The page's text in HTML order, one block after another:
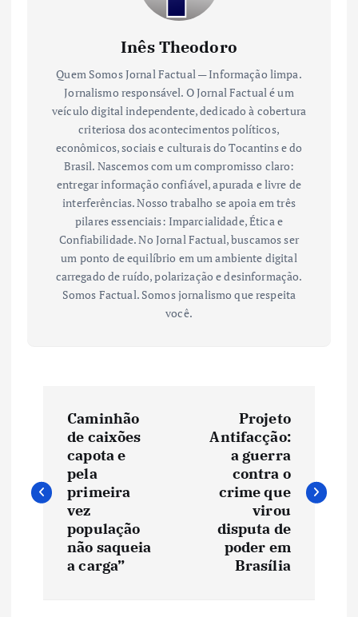
Inês Theodoro
Quem Somos Jornal Factual — Informação limpa.
Jornalismo responsável. O Jornal Factual é um
veículo digital independente, dedicado à cobertura
criteriosa dos acontecimentos políticos,
econômicos, sociais e culturais do Tocantins e do
Brasil. Nascemos com um compromisso claro:
entregar informação confiável, apurada e livre de
interferências. Nosso trabalho se apoia em três
pilares essenciais: Imparcialidade, Ética e
Confiabilidade. No Jornal Factual, buscamos ser
um ponto de equilíbrio em um ambiente digital
carregado de ruído, polarização e desinformação.
Somos Factual. Somos jornalismo que respeita
você.
v
Caminhão
de caixões
capota e
pela
primeira
vez
população
não saqueia
a carga”
Projeto
Antifacção:
a guerra
contra o
crime que
virou
disputa de
poder em
Brasília